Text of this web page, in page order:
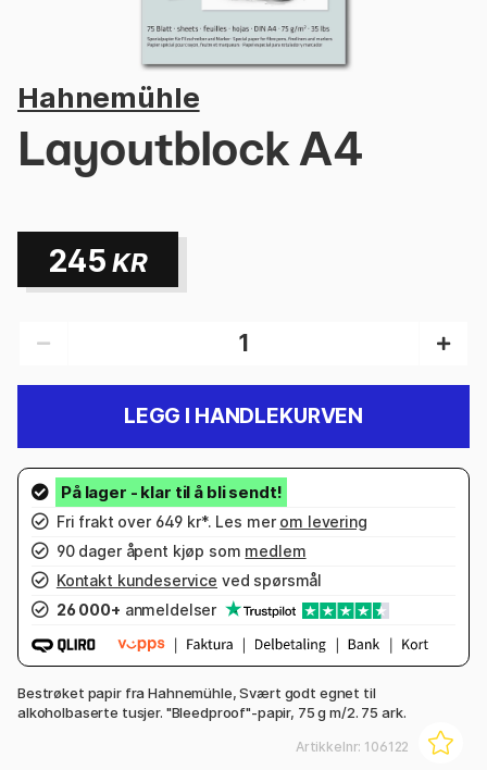
Hahnemühle
Layoutblock A4
245 KR
LEGG I HANDLEKURVEN
Fri frakt over 649 kr*. Les mer om levering
90 dager åpent kjøp som medlem
Kontakt kundeservice ved spørsmål
26 000+ anmeldelser
Bestrøket papir fra Hahnemühle, Svært godt egnet til
alkoholbaserte tusjer. "Bleedproof"-papir, 75 g m/2. 75 ark.
Artikkelnr: 106122